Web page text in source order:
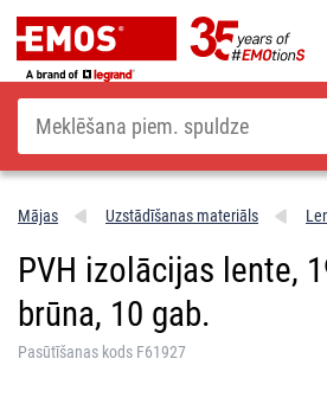
Meklēšana
Mājas Uzstādīšanas materiāls
PVH izolācijas lente,
brūna, 10 gab.
Pasūtīšanas kods F61927